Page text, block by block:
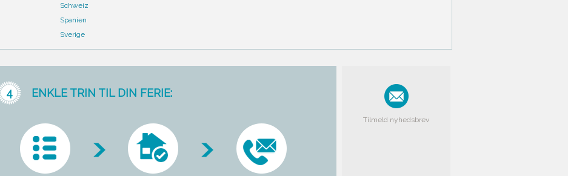
Schweiz
Spanien
Sverige
4 ENKLE TRIN TIL DIN FERIE:
Tilmeld nyhedsbrev